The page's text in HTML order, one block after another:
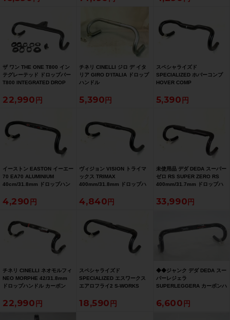
ザ ワン THE ONE T800 イン
テグレーテッド ドロップバー
T800 INTEGRATED DROP
400mm/100mm/28.6mm ド
ロップハンドル カーボン
22,990
チネリ CINELLI ジロ デ イタ
リア GIRO D’ITALIA ドロップ
ハンドル
5,390
スペシャライズド
SPECIALIZED ホバーコンプ
HOVER COMP
ンドル
5,390
イーストン EASTON イーエー
70 EA70 ALUMINIUM
40cm/31.8mm ドロップハン
4,290
ヴィジョン VISION トライマ
ックス TRIMAX
400mm/31.8mm ドロップハ
4,840
未使用品 デダ DEDA スーパー
ゼロ RS SUPER ZERO RS
400mm/31.7mm ドロップハ
33,990
チネリ CINELLI ネオモルフィ
NEO MORPHE 42/31.8mm
ドロップハンドル カーボン
22,990
スペシャライズド
SPECIALIZED エスワークス
エアロフライ2 S-WORKS
ドロップハンドル カーボン
18,590
◆◆ジャンク デダ DEDA スー
パーレジェラ
SUPERLEGGERA カーボンハ
イクルパラダイス大阪より配
送）
6,600